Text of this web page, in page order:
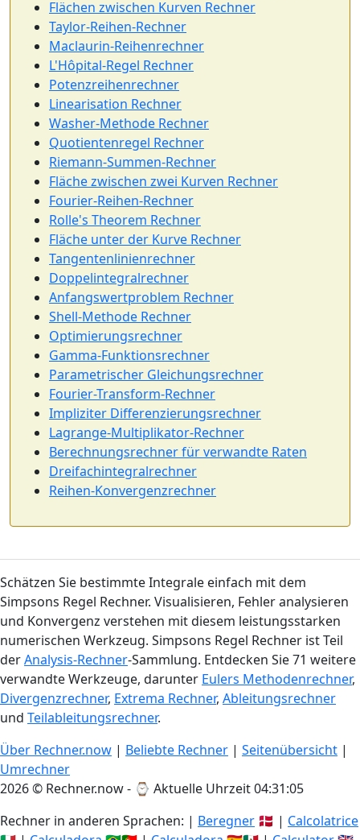
Flächen zwischen Kurven Rechner
Taylor-Reihen-Rechner
Maclaurin-Reihenrechner
L'Hôpital-Regel Rechner
Potenzreihenrechner
Linearisation Rechner
Washer-Methode Rechner
Quotientenregel Rechner
Riemann-Summen-Rechner
Fläche zwischen zwei Kurven Rechner
Fourier-Reihen-Rechner
Rolle's Theorem Rechner
Fläche unter der Kurve Rechner
Tangentenlinienrechner
Doppelintegralrechner
Anfangswertproblem Rechner
Shell-Methode Rechner
Optimierungsrechner
Gamma-Funktionsrechner
Parametrischer Gleichungsrechner
Fourier-Transform-Rechner
Impliziter Differenzierungsrechner
Lagrange-Multiplikator-Rechner
Berechnungsrechner für verwandte Raten
Dreifachintegralrechner
Reihen-Konvergenzrechner
Schätzen Sie bestimmte Integrale einfach mit dem
Simpsons Regel Rechner. Visualisieren, Fehler analysieren
und Konvergenz verstehen mit diesem leistungsstarken
numerischen Werkzeug. Simpsons Regel Rechner ist Teil
derAnalysis-Rechner-Sammlung. Entdecken Sie 71 weitere
verwandte Werkzeuge, darunter Eulers Methodenrechner,
Divergenzrechner, Extrema Rechner, Ableitungsrechner
und Teilableitungsrechner.
Über Rechner.now | Beliebte Rechner | Seitenübersicht |
Umrechner
2026 © Rechner.now - ⌚ Aktuelle Uhrzeit 04:31:05
Rechner in anderen Sprachen: | Beregner 🇩🇰 | Calcolatrice